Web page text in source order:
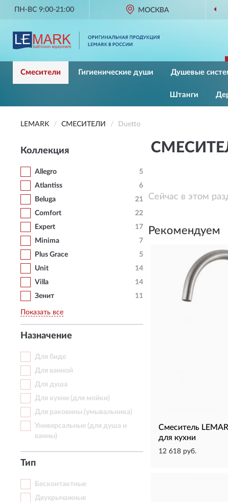
ПН-ВС 9:00-21:00 МОСКВА
Смесители Гигиенические души Душевые
Штанги
LEMARK СМЕСИТЕЛИ Duetto
Коллекция
Allegro
5
Atlantiss
6
Beluga
21
Comfort
22
Expert
17
Minima
7
Plus Grace
5
Unit
14
Villa
14
Зенит
11
Показать все
Назначение
Для биде
Для ванной
Для душа
Для кухни (для мойки)
Для раковины (умывальника)
Универсальные (для душа и
ванны)
Тип
Бесконтактные
Двухрычажные
Сейчас в этом
Рекомендуем
Смеситель
для кухни
12 618 руб.